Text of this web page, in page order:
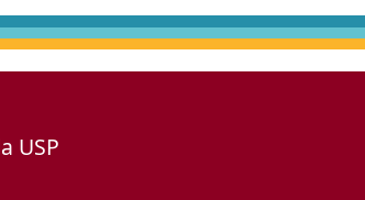
USP